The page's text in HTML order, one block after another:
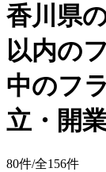
香川県
以内の
中のフ
立・開
80件/全156件